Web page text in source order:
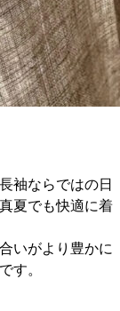
袖ならではの日
夏でも快適に着
いがより豊かに
す。